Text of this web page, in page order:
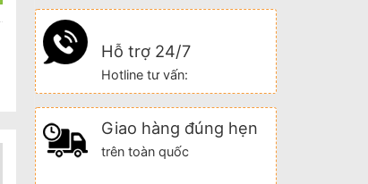
Hỗ trợ 24/7
Hotline tư vấn:
Giao hàng đúng hẹn
trên toàn quốc